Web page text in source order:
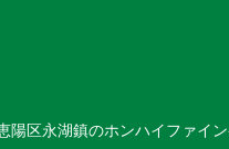
陽区永湖鎮のホンハイファイ